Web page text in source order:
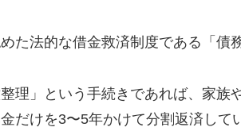
た法的な借金救済制度である「債
理」という手続きであれば、家族
だけを3〜5年かけて分割返済し